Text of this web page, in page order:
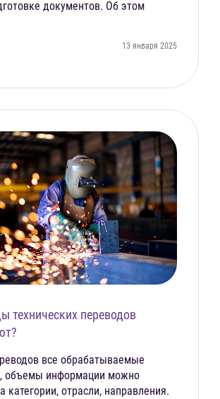
13 января 2025
документов. Об этом
технических переводов
все обрабатываемые
объемы информации можно
категории, отрасли, направления.